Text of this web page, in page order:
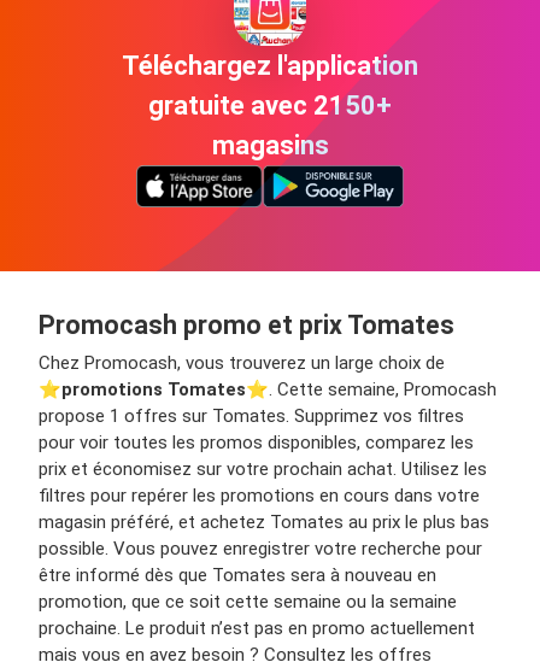
Téléchargez l'application
gratuite avec 2150+
magasins
Promocash promo et prix Tomates
Chez Promocash, vous trouverez un large choix de
⭐️promotions Tomates⭐️. Cette semaine, Promocash
propose 1 offres sur Tomates. Supprimez vos filtres
pour voir toutes les promos disponibles, comparez les
prix et économisez sur votre prochain achat. Utilisez les
filtres pour repérer les promotions en cours dans votre
magasin préféré, et achetez Tomates au prix le plus bas
possible. Vous pouvez enregistrer votre recherche pour
être informé dès que Tomates sera à nouveau en
promotion, que ce soit cette semaine ou la semaine
prochaine. Le produit n’est pas en promo actuellement
mais vous en avez besoin ? Consultez les offres